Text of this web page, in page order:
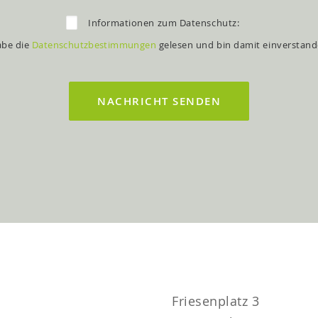
Informationen zum Datenschutz:
die Datenschutzbestimmungen gelesen und bin damit
Friesenplatz 3